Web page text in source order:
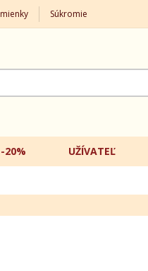
Súkromie
20% UŽÍVATEĽ